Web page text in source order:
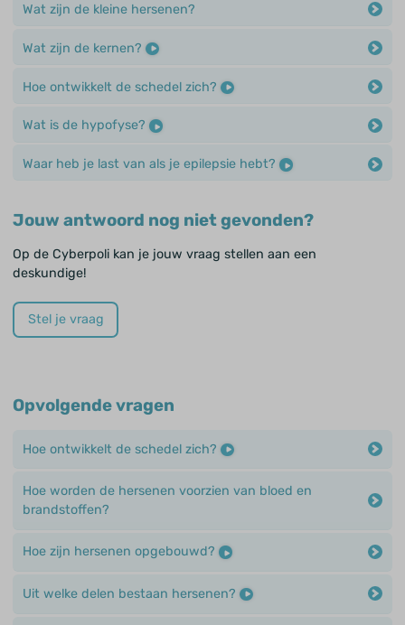
Wat zijn de kleine hersenen?
Wat zijn de kernen?
Hoe ontwikkelt de schedel zich?
Wat is de hypofyse?
Waar heb je last van als je epilepsie hebt?
Jouw antwoord nog niet gevonden?
Op de Cyberpoli kan je jouw vraag stellen aan een
deskundige!
Stel je vraag
Opvolgende vragen
Hoe ontwikkelt de schedel zich?
Hoe worden de hersenen voorzien van bloed en
brandstoffen?
Hoe zijn hersenen opgebouwd?
Uit welke delen bestaan hersenen?